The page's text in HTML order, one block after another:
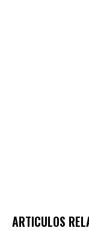
ARTICULOS